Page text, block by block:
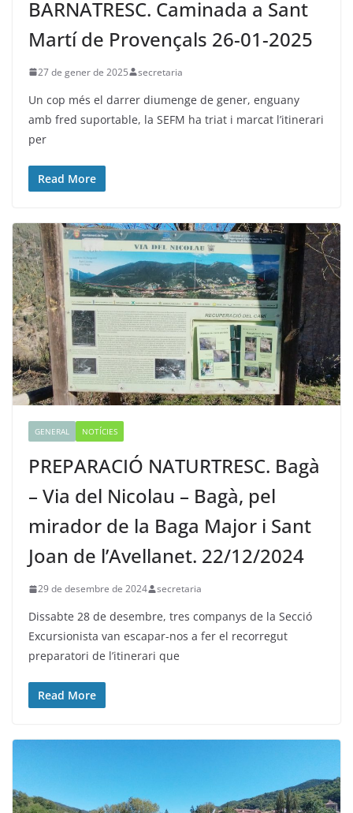
BARNATRESC. Caminada a Sant
Martí de Provençals 26-01-2025
27 de gener de 2025 secretaria
Un cop més el darrer diumenge de gener, enguany
amb fred suportable, la SEFM ha triat i marcat l’itinerari
per
Read More
GENERAL NOTÍCIES
PREPARACIÓ NATURTRESC. Bagà
– Via del Nicolau – Bagà, pel
mirador de la Baga Major i Sant
Joan de l’Avellanet. 22/12/2024
29 de desembre de 2024 secretaria
Dissabte 28 de desembre, tres companys de la Secció
Excursionista van escapar-nos a fer el recorregut
preparatori de l’itinerari que
Read More